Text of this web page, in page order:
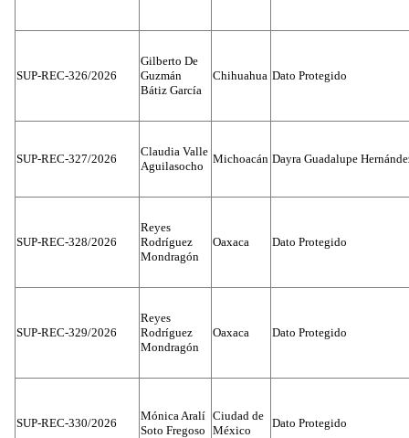
SUP-REC-326/2026
Gilberto De
Guzmán
Bátiz García
Chihuahua Dato Protegido
SUP-REC-327/2026
Claudia Valle
Aguilasocho
Michoacán Dayra Guadalupe
SUP-REC-328/2026
Reyes
Rodríguez
Mondragón
Oaxaca Dato Protegido
SUP-REC-329/2026
Reyes
Rodríguez
Mondragón
Oaxaca Dato Protegido
SUP-REC-330/2026
Mónica Aralí
Soto Fregoso
Ciudad de
México
Dato Protegido